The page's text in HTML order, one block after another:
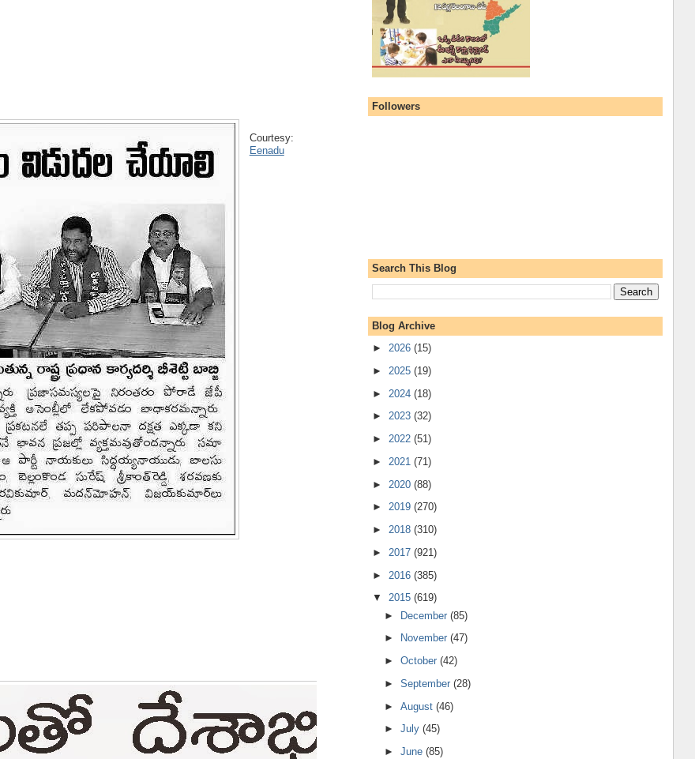
Courtesy:
Eenadu
Followers
Search This Blog
Blog Archive
► 2026 (15)
► 2025 (19)
► 2024 (18)
► 2023 (32)
► 2022 (51)
► 2021 (71)
► 2020 (88)
► 2019 (270)
► 2018 (310)
► 2017 (921)
► 2016 (385)
▼ 2015 (619)
► December(85)
►
November(47)
►October(42)
►September(28)
►August(46)
►July(45)
►June(85)